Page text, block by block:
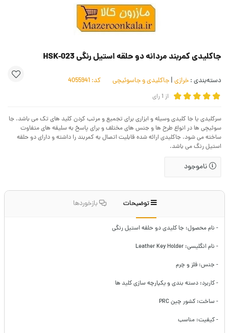
جاکلیدی کمربند مردانه دو حلقه استیل رنگی HSK-023
دسته‌بندی : خرازی | جاکلیدی و جاسوئیچی کد:
از 1رای
سرکلیدی یا جا کلیدی وسیله و ابزاری برای تجمیع و مرتب کردن کلید های تک می باشد. جا
سوئیچی ها در انواع طرح ها و جنس های مختلف و برای پاسخ به سلیقه های متفاوت
ساخته می شود. جاکلیدی ارائه شده قابلیت اتصال به کمربند را داشته و دارای دو حلقه
استیل رنگ می باشد.
ناموجود
توضیحات بازخوردها
- نام محصول: جا کلیدی دو حلقه استیل رنگی
- نام انگلیسی: Leather Key Holder
- جنس: فلز و چرم
- کاربرد: دسته بندی و یکپارچه سازی کلید ها
- ساخت: کشور چین PRC
- کیفیت: مناسب